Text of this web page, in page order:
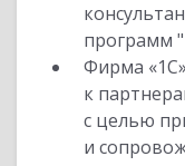
программ
Фирма
к
с целью
и